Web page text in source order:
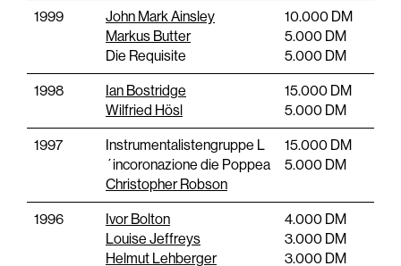
1999
John Mark Ainsley
Markus Butter
Die Requisite
10.000 DM
5.000 DM
5.000 DM
1998
Ian Bostridge
Wilfried Hösl
15.000 DM
5.000 DM
1997
Instrumentalistengruppe L
´incoronazione die Poppea
Christopher Robson
15.000 DM
5.000 DM
1996
Ivor Bolton
Louise Jeffreys
Helmut Lehberger
4.000 DM
3.000 DM
3.000 DM